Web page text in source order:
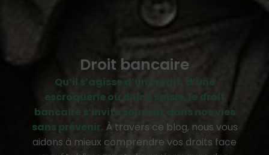
Droit bancaire
Qu’il s’agisse d’un crédit, d’une
escroquerie ou d’une saisie, le droit
bancaire s’invite souvent dans nos vies
sans prévenir.À travers ce blog, nous vous
aidons à mieux comprendre vos droits face